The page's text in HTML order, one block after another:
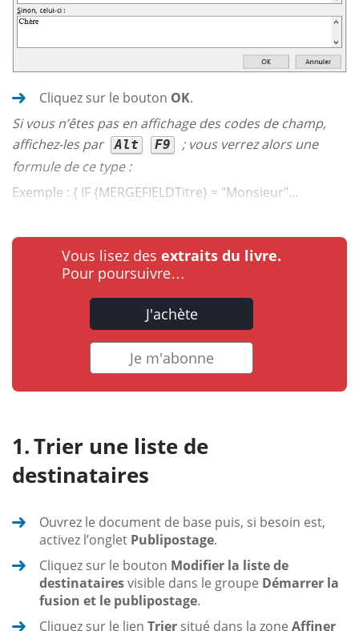
Cliquez sur le bouton OK.
Si vous n’êtes pas en affichage des codes de champ,
affichez-les par
Alt F9
; vous verrez alors une
formule de ce type :
Exemple : { IF {MERGEFIELDTitre} = "Monsieur"...
Vous lisez des extraits du livre.
Pour poursuivre…
J'achète
Je m'abonne
Trier une liste de
destinataires
Ouvrez le document de base puis, si besoin est,
activez l’onglet Publipostage.
Cliquez sur le bouton Modifier la liste de
destinatairesvisible dans le groupe Démarrer la
fusion et le publipostage.
Cliquez sur le lien Trier situé dans la zone Affiner